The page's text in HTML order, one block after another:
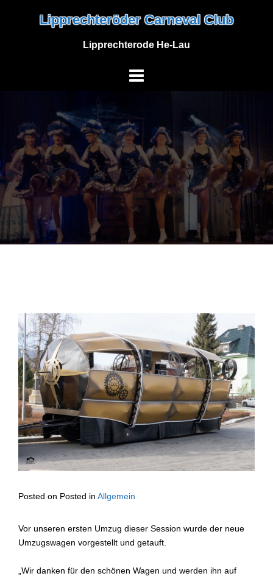
Lipprechteröder Carneval Club
Lipprechterode He-Lau
Posted on Posted in Allgemein
Vor unseren ersten Umzug dieser Session wurde der neue
Umzugswagen vorgestellt und getauft.
„Wir danken für den schönen Wagen und werden ihn auf